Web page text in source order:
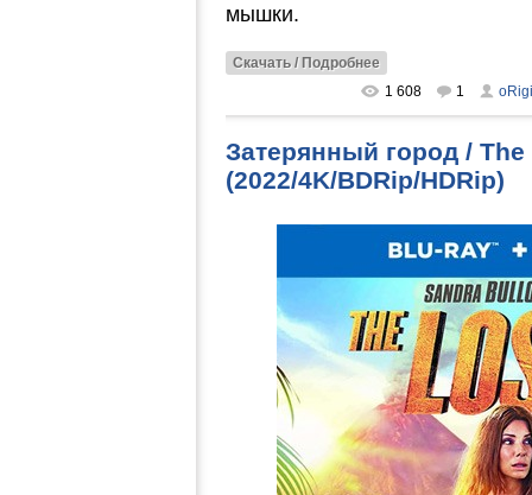
мышки.
Скачать / Подробнее
1 608
1 oRigi
Затерянный город /
(2022/4K/BDRip/HDRip)